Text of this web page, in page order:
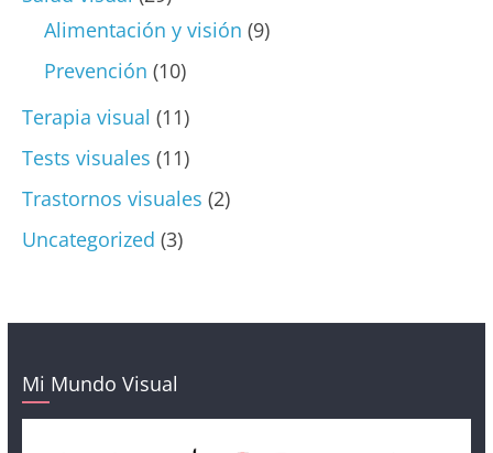
Alimentación y visión (9)
Prevención (10)
Terapia visual (11)
Tests visuales (11)
Trastornos visuales (2)
Uncategorized (3)
Mi Mundo Visual